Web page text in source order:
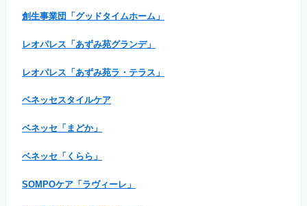
創生事業団「グッドタイムホーム」
レオパレス「あずみ苑グランデ」
レオパレス「あずみ苑ラ・テラス」
ベネッセスタイルケア
ベネッセ「まどか」
ベネッセ「くらら」
SOMPOケア「ラヴィーレ」